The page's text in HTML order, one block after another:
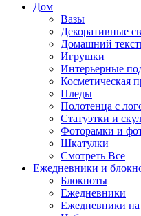
Дом
Вазы
Декоративные
Домашний
Игрушки
Интерьерные
Косметическая
Пледы
Полотенца с
Статуэтки и
Фоторамки и
Шкатулки
Смотреть Все
Ежедневники и
Блокноты
Ежедневники
Ежедневники на